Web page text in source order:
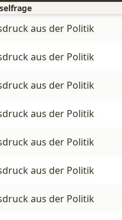
aus der Politik
aus der Politik
aus der Politik
aus der Politik
aus der Politik
aus der Politik
aus der Politik